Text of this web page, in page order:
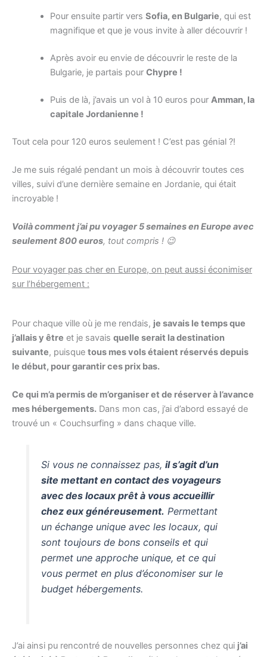
Pour ensuite partir vers Sofia, en Bulgarie, qui est
magnifique et que je vous invite à aller découvrir !
Après avoir eu envie de découvrir le reste de la
Bulgarie, je partais pour Chypre !
Puis de là, j’avais un vol à 10 euros pour Amman, la
capitale Jordanienne !
Tout cela pour 120 euros seulement ! C’est pas génial ?!
Je me suis régalé pendant un mois à découvrir toutes ces
villes, suivi d’une dernière semaine en Jordanie, qui était
incroyable !
Voilà comment j’ai pu voyager 5 semaines en Europe avec
seulement 800 euros, tout compris ! 😉
Pour voyager pas cher en Europe, on peut aussi éconimiser
sur l’hébergement :
Pour chaque ville où je me rendais, je savais le temps que
j’allais y être et je savais quelle serait la destination
suivante, puisque tous mes vols étaient réservés depuis
le début, pour garantir ces prix bas.
Ce qui m’a permis de m’organiser et de réserver à l’avance
mes hébergements. Dans mon cas, j’ai d’abord essayé de
trouvé un « Couchsurfing » dans chaque ville.
Si vous ne connaissez pas,il s’agit d’un
site mettant en contact des voyageurs
avec des locaux prêt à vous accueillir
chez eux généreusement. Permettant
un échange unique avec les locaux, qui
sont toujours de bons conseils et qui
permet une approche unique, et ce qui
vous permet en plus d’économiser sur le
budget hébergements.
J’ai ainsi pu rencontré de nouvelles personnes chez qui j’ai